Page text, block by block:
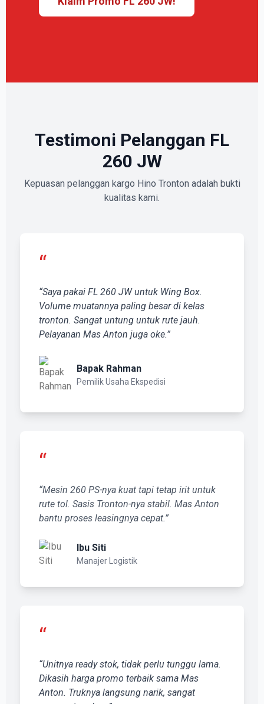
Testimoni Pelanggan FL
260 JW
Kepuasan pelanggan kargo Hino Tronton adalah bukti
kualitas kami.
“
“Saya pakai FL 260 JW untuk Wing Box.
Volume muatannya paling besar di kelas
tronton. Sangat untung untuk rute jauh.
Pelayanan Mas Anton juga oke.”
Bapak Rahman
Pemilik Usaha Ekspedisi
“
“Mesin 260 PS-nya kuat tapi tetap irit untuk
rute tol. Sasis Tronton-nya stabil. Mas Anton
bantu proses leasingnya cepat.”
Ibu Siti
Manajer Logistik
“
“Unitnya ready stok, tidak perlu tunggu lama.
Dikasih harga promo terbaik sama Mas
Anton. Truknya langsung narik, sangat